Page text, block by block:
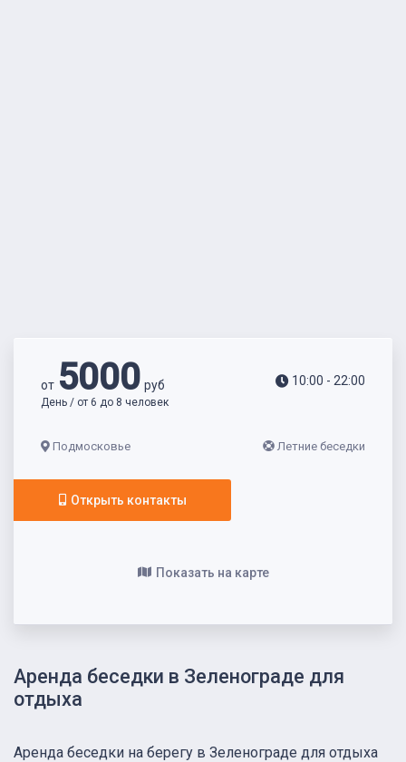
Аренда беседки в Зеленограде для
отдыха
от 5000руб
День / от 6 до 8 человек
10:00 - 22:00
Подмосковье Летние беседки
Открыть контакты
Показать на карте
Аренда беседки на берегу в Зеленограде для отдыха